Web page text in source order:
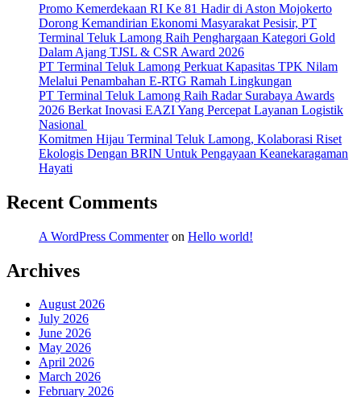
Promo Kemerdekaan RI Ke 81 Hadir di Aston Mojokerto
Dorong Kemandirian Ekonomi Masyarakat Pesisir, PT
Terminal Teluk Lamong Raih Penghargaan Kategori Gold
Dalam Ajang TJSL & CSR Award 2026
PT Terminal Teluk Lamong Perkuat Kapasitas TPK Nilam
Melalui Penambahan E-RTG Ramah Lingkungan
PT Terminal Teluk Lamong Raih Radar Surabaya Awards
2026 Berkat Inovasi EAZI Yang Percepat Layanan Logistik
Nasional
Komitmen Hijau Terminal Teluk Lamong, Kolaborasi Riset
Ekologis Dengan BRIN Untuk Pengayaan Keanekaragaman
Hayati
Recent Comments
A WordPress Commenteron Hello world!
Archives
August 2026
July 2026
June 2026
May 2026
April 2026
March 2026
February 2026